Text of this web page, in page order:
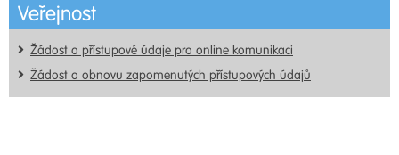
Veřejnost
Žádost o přístupové údaje pro online komunikaci
Žádost o obnovu zapomenutých přístupových údajů